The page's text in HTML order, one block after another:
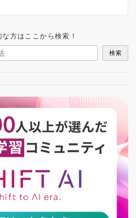
方はここから検索！
検索